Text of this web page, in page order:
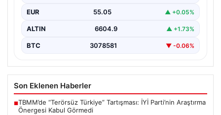
EUR 55.05 ▲ +0.05%
ALTIN 6604.9 ▲ +1.73%
BTC 3078581 ▼ -0.06%
Son Eklenen Haberler
■TBMM’de “Terörsüz Türkiye” Tartışması: İYİ Parti’nin Araştırma
Önergesi Kabul Görmedi